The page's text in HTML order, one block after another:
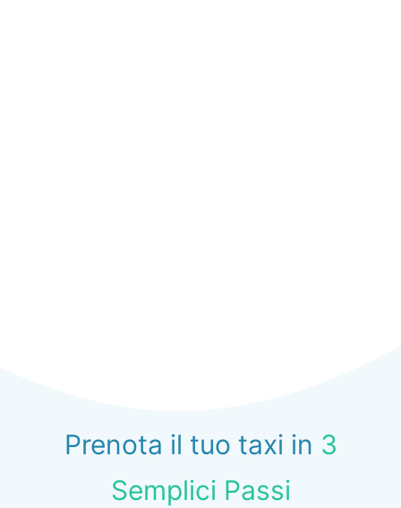
Prenota il tuo taxi in 3
Semplici Passi